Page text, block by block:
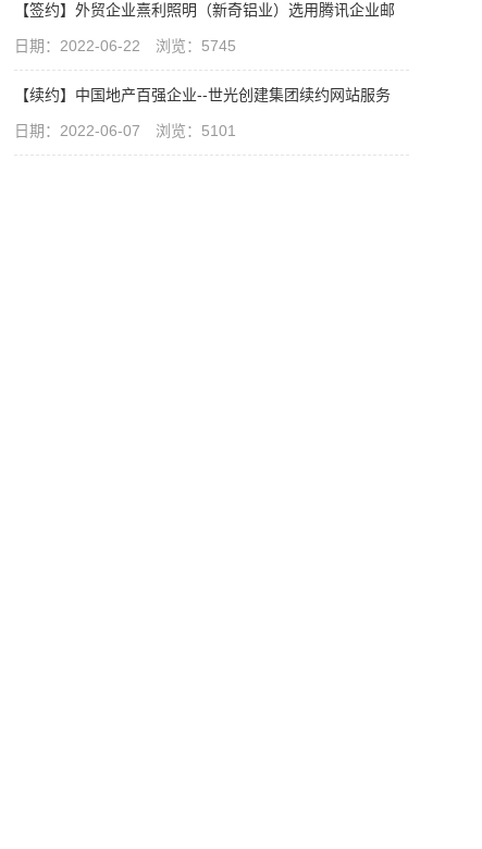
【签约】外贸企业熹利照明（新奇铝业）选用腾讯企业邮
日期：2022-06-22 浏览：5745
【续约】中国地产百强企业--世光创建集团续约网站服务
日期：2022-06-07 浏览：5101